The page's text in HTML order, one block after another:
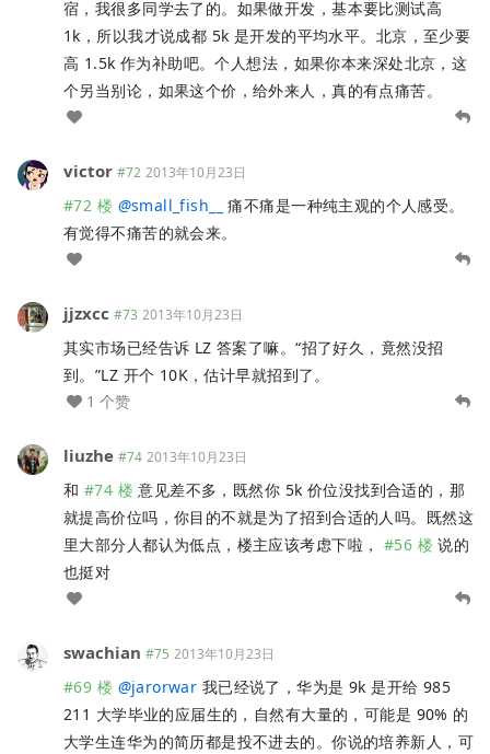
宿，我很多同学去了的。如果做开发，基本要比测试高
1k，所以我才说成都 5k 是开发的平均水平。北京，至少要
高 1.5k 作为补助吧。个人想法，如果你本来深处北京，这
个另当别论，如果这个价，给外来人，真的有点痛苦。
victor #72 2013年10月23日
#72 楼 @small_fish__
痛不痛是一种纯主观的个人感受。
有觉得不痛苦的就会来。
jjzxcc #73 2013年10月23日
其实市场已经告诉 LZ 答案了嘛。“招了好久，竟然没招
到。”LZ 开个 10K，估计早就招到了。
1 个赞
liuzhe #74 2013年10月23日
和 #74 楼 意见差不多，既然你 5k 价位没找到合适的，那
就提高价位吗，你目的不就是为了招到合适的人吗。既然这
里大部分人都认为低点，楼主应该考虑下啦， #56 楼 说的
也挺对
swachian #75 2013年10月23日
#69 楼 @jarorwar 我已经说了，华为是 9k 是开给 985
211 大学毕业的应届生的，自然有大量的，可能是 90% 的
大学生连华为的简历都是投不进去的。你说的培养新人，可